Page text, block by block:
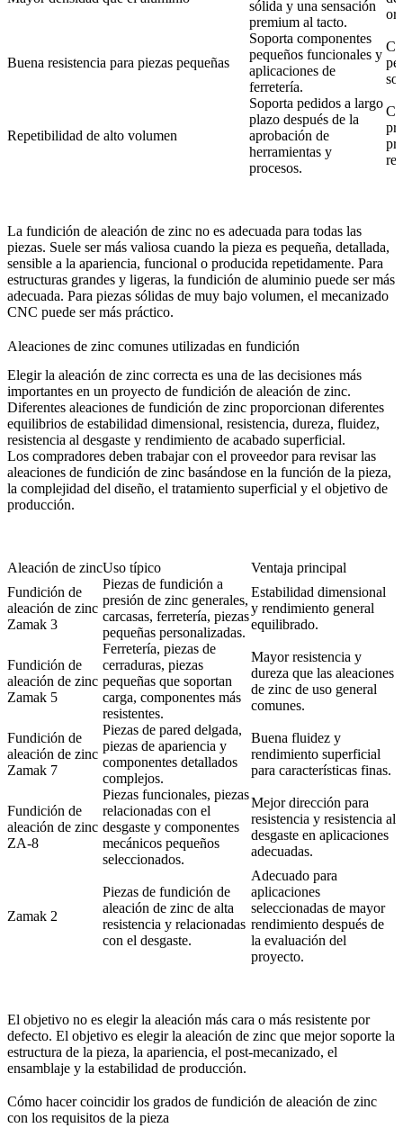
sólida y una sensación
premium al tacto.
Buena resistencia para piezas pequeñas
Soporta componentes
pequeños funcionales y
aplicaciones de
ferretería.
Repetibilidad de alto volumen
Soporta pedidos a largo
plazo después de la
aprobación de
herramientas y
procesos.
La fundición de aleación de zinc no es adecuada para todas las
piezas. Suele ser más valiosa cuando la pieza es pequeña, detallada,
sensible a la apariencia, funcional o producida repetidamente. Para
estructuras grandes y ligeras, la fundición de aluminio puede ser más
adecuada. Para piezas sólidas de muy bajo volumen, el mecanizado
CNC puede ser más práctico.
Aleaciones de zinc comunes utilizadas en fundición
Elegir la aleación de zinc correcta es una de las decisiones más
importantes en un proyecto de fundición de aleación de zinc.
Diferentes aleaciones de fundición de zinc proporcionan diferentes
equilibrios de estabilidad dimensional, resistencia, dureza, fluidez,
resistencia al desgaste y rendimiento de acabado superficial.
Los compradores deben trabajar con el proveedor para revisar las
aleaciones de fundición de zinc basándose en la función de la pieza,
la complejidad del diseño, el tratamiento superficial y el objetivo de
producción.
Aleación de zincUso típico
Ventaja principal
Fundición de
aleación de zinc
Zamak 3
Piezas de fundición a
presión de zinc generales,
carcasas, ferretería, piezas
pequeñas personalizadas.
Estabilidad dimensional
y rendimiento general
equilibrado.
Fundición de
aleación de zinc
Zamak 5
Ferretería, piezas de
cerraduras, piezas
pequeñas que soportan
carga, componentes más
resistentes.
Mayor resistencia y
dureza que las aleaciones
de zinc de uso general
comunes.
Fundición de
aleación de zinc
Zamak 7
Piezas de pared delgada,
piezas de apariencia y
componentes detallados
complejos.
Buena fluidez y
rendimiento superficial
para características finas.
Fundición de
aleación de zinc
ZA-8
Piezas funcionales, piezas
relacionadas con el
desgaste y componentes
mecánicos pequeños
seleccionados.
Mejor dirección para
resistencia y resistencia al
desgaste en aplicaciones
adecuadas.
Zamak 2
Piezas de fundición de
aleación de zinc de alta
resistencia y relacionadas
con el desgaste.
Adecuado para
aplicaciones
seleccionadas de mayor
rendimiento después de
la evaluación del
proyecto.
El objetivo no es elegir la aleación más cara o más resistente por
defecto. El objetivo es elegir la aleación de zinc que mejor soporte la
estructura de la pieza, la apariencia, el post-mecanizado, el
ensamblaje y la estabilidad de producción.
Cómo hacer coincidir los grados de fundición de aleación de zinc
con los requisitos de la pieza